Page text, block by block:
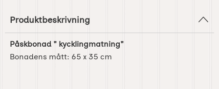
Produktbeskrivning
Påskbonad " kycklingmatning"
Bonadens mått: 65 x 35 cm